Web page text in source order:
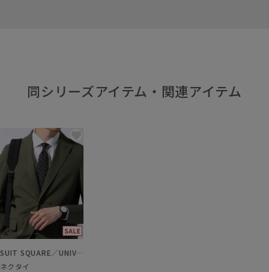
同シリーズアイテム・関連アイテム
SUIT SQUARE／UNIVERSAL LANGUAGE
ネクタイ